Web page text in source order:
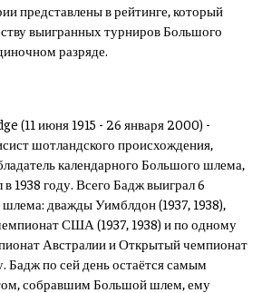
представлены в рейтинге, который
выигранных турниров Большого
разряде.
(11 июня 1915 - 26 января 2000) -
шотландского происхождения,
календарного Большого шлема,
в 1938 году. Всего Бадж выиграл 6
дважды Уимблдон (1937, 1938),
США (1937, 1938) и по одному
Австралии и Открытый чемпионат
Бадж по сей день остаётся самым
собравшим Большой шлем, ему